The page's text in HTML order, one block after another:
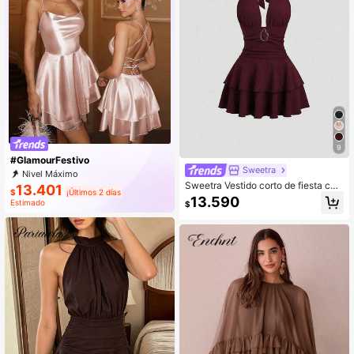
#GlamourFestivo
Nivel Máximo
$13.401 ¡Últimos 2 días
Estimado
9
Sweetra
Sweetra Vestido corto de fiesta con
cuello halter, volantes y hebilla de
metal marrón texturizada elegante
$13.590